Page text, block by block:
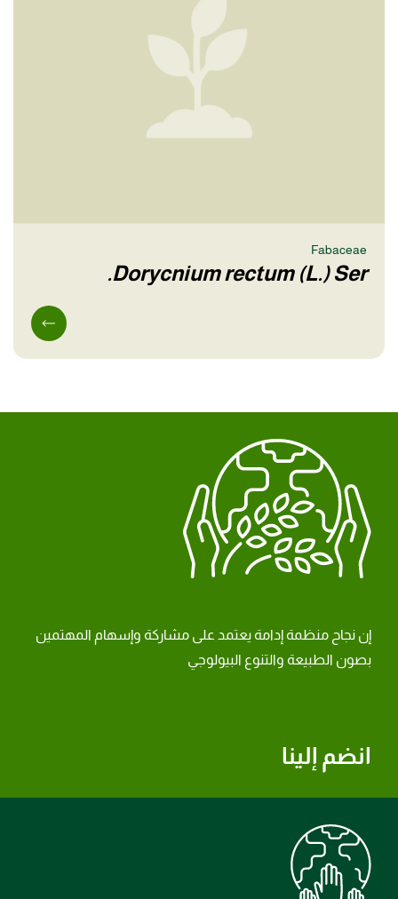
Fabaceae
Dorycnium rectum (L.) Ser.
انضم إلينا
إن نجاح منظمة إدامة يعتمد على مشاركة وإسهام المهتمين
بصون الطبيعة والتنوع البيولوجي